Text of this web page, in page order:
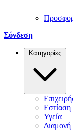
Σύνδεση
Κατηγορίες
Εστίαση
Υγεία
Διαμονή